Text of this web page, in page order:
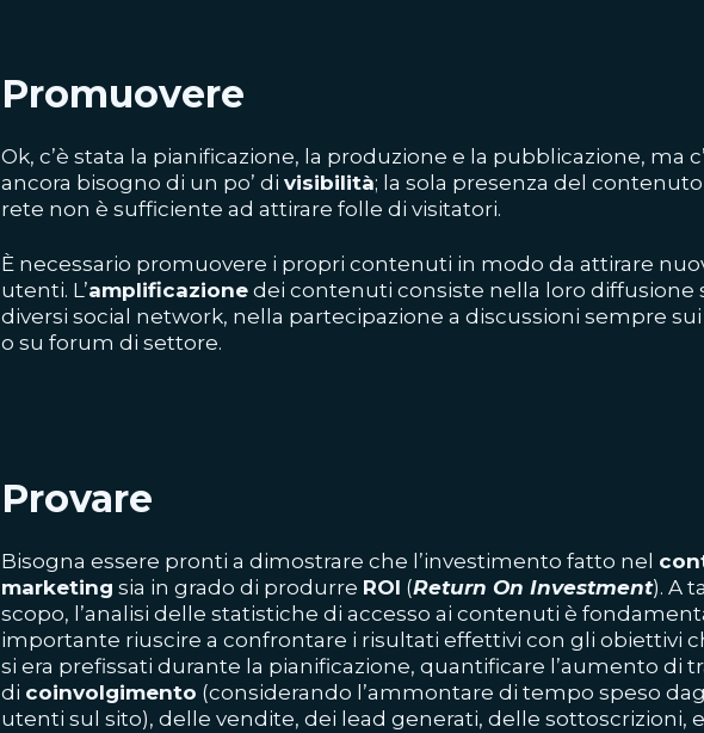
Promuovere
Ok, c’è stata la pianificazione, la produzione e la pubblicazione, ma
ancora bisogno di un po’ di visibilità; la sola presenza del
rete non è sufficiente ad attirare folle di visitatori.
È necessario promuovere i propri contenuti in modo da attirare
utenti. L’amplificazione dei contenuti consiste nella loro diffusione
diversi social network, nella partecipazione a discussioni sempre sui
o su forum di settore.
Provare
Bisogna essere pronti a dimostrare che l’investimento fatto nel
marketing sia in grado di produrre ROI (Return On Investment). A
scopo, l’analisi delle statistiche di accesso ai contenuti è
importante riuscire a confrontare i risultati effettivi con gli obiettivi
si era prefissati durante la pianificazione, quantificare l’aumento di
di coinvolgimento (considerando l’ammontare di tempo speso
utenti sul sito), delle vendite, dei lead generati, delle sottoscrizioni,